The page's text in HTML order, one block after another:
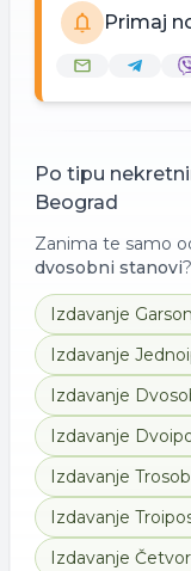
Primaj
Po tipu
Beograd
Zanima te samo
dvosobni stanovi?
Izdavanje
Izdavanje
Izdavanje
Izdavanje
Izdavanje
Izdavanje
Izdavanje